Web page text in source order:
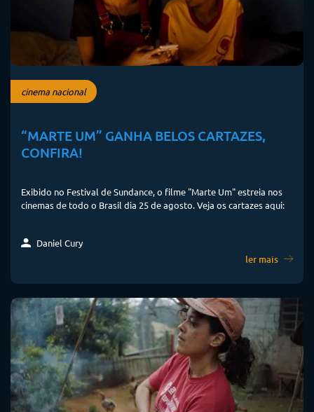
cinema nacional
“MARTE UM” GANHA BELOS CARTAZES,
CONFIRA!
Exibido no Festival de Sundance, o filme "Marte Um" estreia nos
cinemas de todo o Brasil dia 25 de agosto. Veja os cartazes aqui:
Daniel Cury
ler mais